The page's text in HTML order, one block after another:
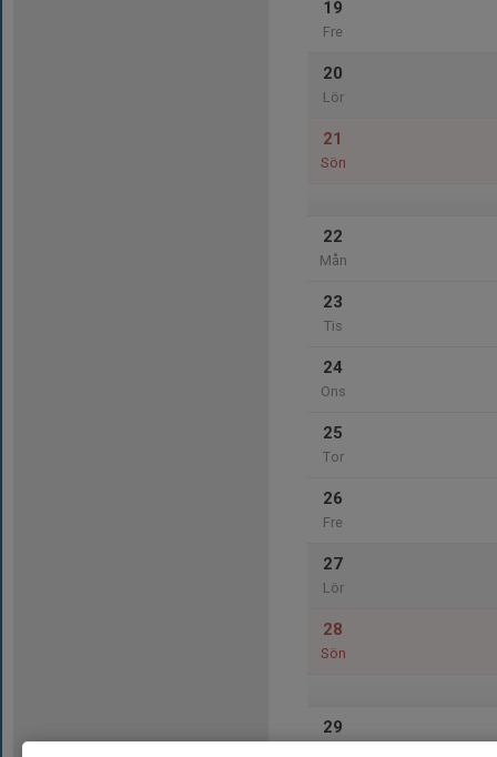
19
Fre
20
Lör
21
Sön
22
Mån
23
Tis
24
Ons
25
Tor
26
Fre
27
Lör
28
Sön
29